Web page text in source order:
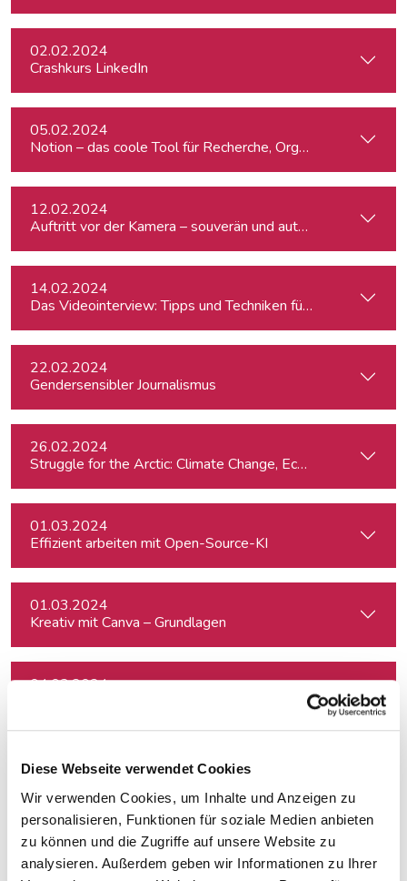
Diese Webseite verwendet Cookies
Wir verwenden Cookies, um Inhalte und Anzeigen zu
personalisieren, Funktionen für soziale Medien anbieten
zu können und die Zugriffe auf unsere Website zu
analysieren. Außerdem geben wir Informationen zu Ihrer
02.02.2024
Crashkurs LinkedIn
05.02.2024
Notion – das coole Tool für Recherche, Organisation &
12.02.2024
Auftritt vor der Kamera – souverän und authentisch
14.02.2024
Das Videointerview: Tipps und Techniken für TV und Web
22.02.2024
Gendersensibler Journalismus
26.02.2024
01.03.2024
Effizient arbeiten mit Open-Source-KI
01.03.2024
Kreativ mit Canva – Grundlagen
04.03.2024
04.03.2024
20.03.2024
Besser schreiben mit KI: umschreiben, straffen, redigieren